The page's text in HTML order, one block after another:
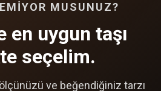
MUSUNUZ?
en uygun taşı
seçelim.
ölçünüzü ve beğendiğiniz tarzı